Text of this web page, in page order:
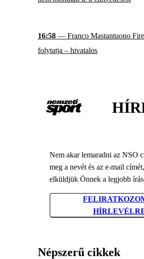
16:58 — Franco Mastantuono
folytatja – hivatalos
Nem akar lemaradni az NSO
meg a nevét és az e-mail
elküldjük Önnek a legjobb
Népszerű cikkek